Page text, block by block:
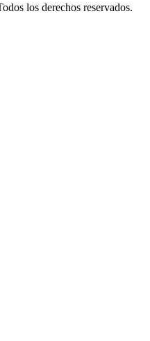
los derechos reservados.